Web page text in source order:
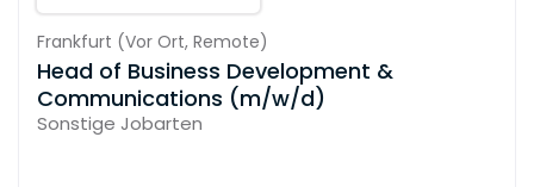
Frankfurt (Vor Ort, Remote)
Head of Business Development &
Communications (m/w/d)
Sonstige Jobarten